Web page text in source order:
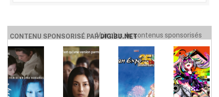
CONTENU SPONSORISÉ PARDIGIBU.NET
Voir plus de contenus sponsorisés